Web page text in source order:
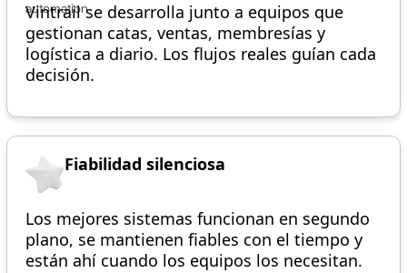
Vintrail se desarrolla junto a equipos que
gestionan catas, ventas, membresías y
logística a diario. Los flujos reales guían cada
decisión.
Fiabilidad silenciosa
Los mejores sistemas funcionan en segundo
plano, se mantienen fiables con el tiempo y
están ahí cuando los equipos los necesitan.